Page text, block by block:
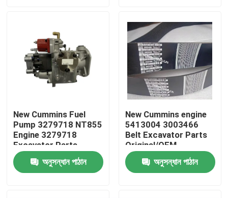
আমাদের সম্পর্কে
কারখানা ভ্রমণ
মান নিয়ন্ত্রণ
আমাদের সাথে যোগাযোগ করুন
New Cummins Fuel
Pump 3279718 NT855
Engine 3279718
Excavator Parts
Original/OEM
অনুসন্ধান পাঠান
New Cummins engine
5413004 3003466
Belt Excavator Parts
Original/OEM
অনুসন্ধান পাঠান